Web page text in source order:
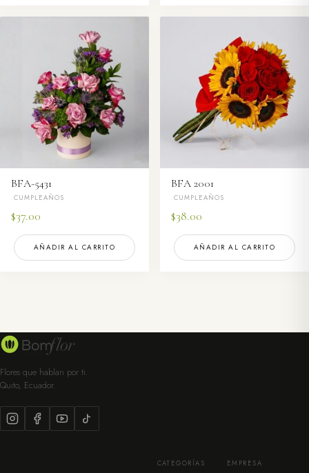
BFA-5431
CUMPLEAÑOS
$37.00
AÑADIR AL CARRITO
BFA 2001
CUMPLEAÑOS
$38.00
AÑADIR AL CARRITO
Flores que hablan por ti.
Quito, Ecuador.
CATEGORÍAS EMPRESA